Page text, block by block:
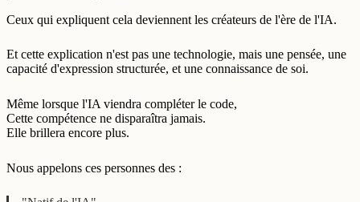
Ceux qui expliquent cela deviennent les créateurs de l'ère de l'IA.
Et cette explication n'est pas une technologie, mais une pensée, une
capacité d'expression structurée, et une connaissance de soi.
Même lorsque l'IA viendra compléter le code,
Cette compétence ne disparaîtra jamais.
Elle brillera encore plus.
Nous appelons ces personnes des :